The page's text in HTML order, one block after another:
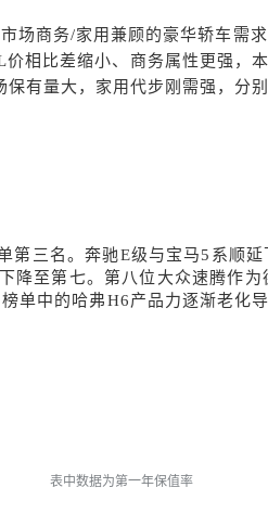
场商务/家用兼顾的豪华轿车需
相比差缩小、商务属性更强，
有量大，家用代步刚需强，分
第三名。奔驰E级与宝马5系顺延
降至第七。第八位 大众速腾作为
单中的哈弗H6产品力逐渐老化
表中数据为第一年保值率